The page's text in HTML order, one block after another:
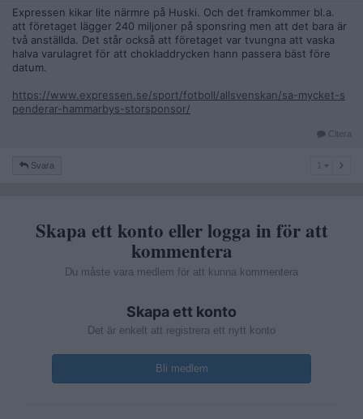
Expressen kikar lite närmre på Huski. Och det framkommer bl.a.
att företaget lägger 240 miljoner på sponsring men att det bara är
två anställda. Det står också att företaget var tvungna att vaska
halva varulagret för att chokladdrycken hann passera bäst före
datum.
https://www.expressen.se/sport/fotboll/allsvenskan/sa-mycket-s
penderar-hammarbys-storsponsor/
Citera
Svara
Skapa ett konto eller logga in för att
kommentera
Du måste vara medlem för att kunna kommentera
Skapa ett konto
Det är enkelt att registrera ett nytt konto
Bli medlem